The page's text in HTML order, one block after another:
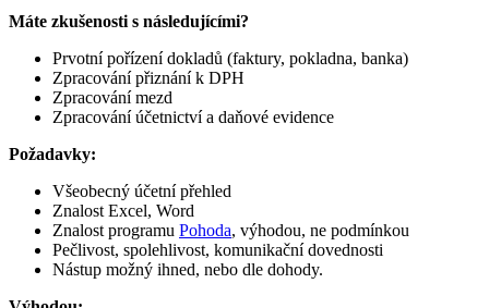
Máte zkušenosti s následujícími?
Prvotní pořízení dokladů (faktury, pokladna, banka)
Zpracování přiznání k DPH
Zpracování mezd
Zpracování účetnictví a daňové evidence
Požadavky:
Všeobecný účetní přehled
Znalost Excel, Word
Znalost programu Pohoda, výhodou, ne podmínkou
Pečlivost, spolehlivost, komunikační dovednosti
Nástup možný ihned, nebo dle dohody.